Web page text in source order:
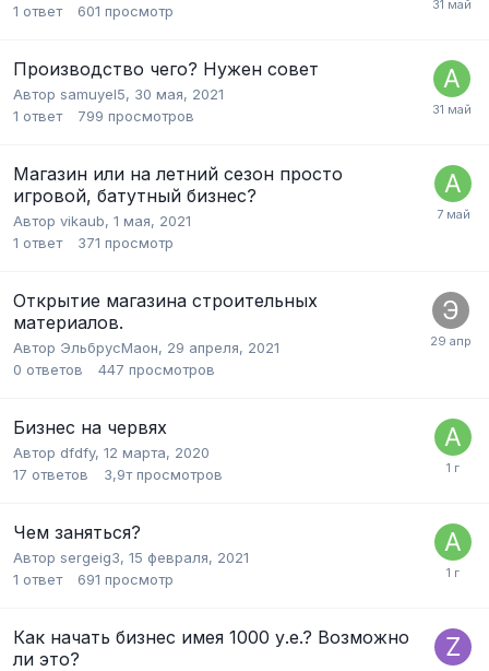
1 ответ 601 просмотр
Производство чего? Нужен совет
Автор samuyel5, 30 мая, 2021
1 ответ 799 просмотров
Магазин или на летний сезон просто
игровой, батутный бизнес?
Автор vikaub, 1 мая, 2021
1 ответ 371 просмотр
Открытие магазина строительных
материалов.
Автор ЭльбрусМаон, 29 апреля, 2021
0 ответов 447 просмотров
Бизнес на червях
Автор dfdfy, 12 марта, 2020
17 ответов 3,9т просмотров
Чем заняться?
Автор sergeig3, 15 февраля, 2021
1 ответ 691 просмотр
Как начать бизнес имея 1000 у.е.? Возможно
ли это?